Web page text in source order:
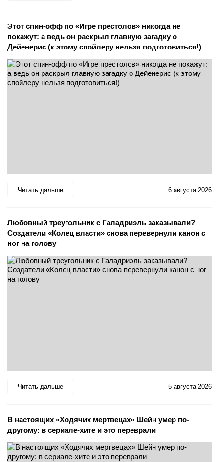
Этот спин-офф по «Игре престолов» никогда не
покажут: а ведь он раскрыл главную загадку о
Дейенерис (к этому спойлеру нельзя подготовиться!)
Читать дальше 6 августа 2026
Любовный треугольник с Галадриэль заказывали?
Создатели «Колец власти» снова перевернули канон с
ног на голову
Читать дальше 5 августа 2026
В настоящих «Ходячих мертвецах» Шейн умер по-
другому: в сериале-хите и это переврали